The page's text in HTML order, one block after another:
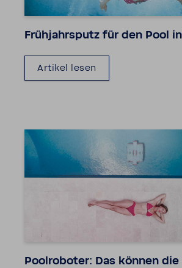
Früh­jahrs­putz für den Pool
Artikel lesen
Pool­ro­boter: Das können